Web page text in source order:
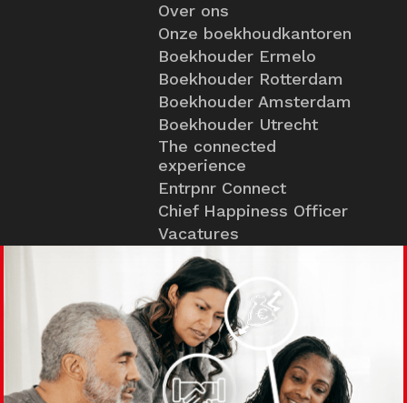
Over ons
Onze boekhoudkantoren
Boekhouder Ermelo
Boekhouder Rotterdam
Boekhouder Amsterdam
Boekhouder Utrecht
The connected
experience
Entrpnr Connect
Chief Happiness Officer
Vacatures